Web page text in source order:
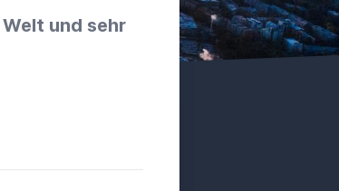
und sehr